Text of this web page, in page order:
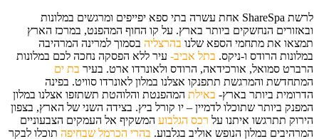
לרשת ShareSpa אחת עשרה בתי ספא יפייפים ומרגשים במלונות
ובאזורים הנחשקים ביותר בארץ. על קו החוף המהפנט, במרכז הארץ
תמצאו את מתחמי הספא שלנו בהרצליה בסמוך למרינה המרהיבה
במלונות הרודס ו-ניקס. בתל אביב- עיר ללא הפסקה נחכה לכם במלונות
הרברט סמואל, אורכידאה, הרודס ולאונרדו ארט. בעיר בת ים
המתחדשת והמרגשת תתפנקו אצלנו במלון לאונרדו סוויט. בפינה
הדרומית ביותר בארץ- באילת המהפנטת והלוהטת תשתזפו אצלנו במלון
המפנק ביותר שתוכלו לדמיין – יו קורל ביץ. בצידה השני של הארץ, בצפון
הירוק תתרגשו איתנו על רכס הגלבוע המשקיף אל העמקים הצבעוניים
המרהיבים במלון הנופש אוליב בגלבוע. בהרי הכרמל שבחיפה תוכלו לבקר